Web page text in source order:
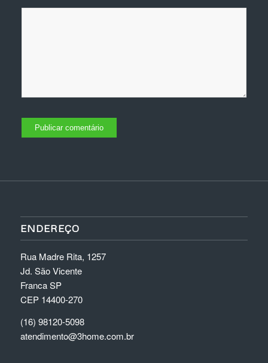
ENDEREÇO
Rua Madre Rita, 1257
Jd. São Vicente
Franca SP
CEP 14400-270
(16) 98120-5098
atendimento@3home.com.br